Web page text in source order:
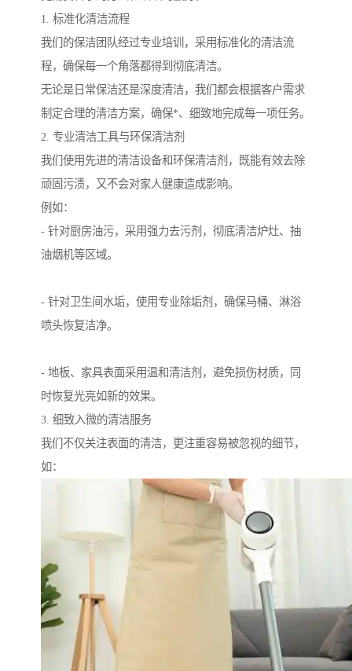
1. 标准化清洁流程
我们的保洁团队经过专业培训，采用标准化的清洁流
程，确保每一个角落都得到彻底清洁。
无论是日常保洁还是深度清洁，我们都会根据客户需求
制定合理的清洁方案，确保*、细致地完成每一项任务。
2. 专业清洁工具与环保清洁剂
我们使用先进的清洁设备和环保清洁剂，既能有效去除
顽固污渍，又不会对家人健康造成影响。
例如：
- 针对厨房油污，采用强力去污剂，彻底清洁炉灶、抽
油烟机等区域。
- 针对卫生间水垢，使用专业除垢剂，确保马桶、淋浴
喷头恢复洁净。
- 地板、家具表面采用温和清洁剂，避免损伤材质，同
时恢复光亮如新的效果。
3. 细致入微的清洁服务
我们不仅关注表面的清洁，更注重容易被忽视的细节，
如：